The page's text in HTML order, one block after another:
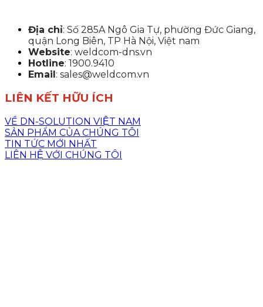
Địa chỉ: Số 285A Ngô Gia Tự, phường Đức Giang,
quận Long Biên, TP Hà Nội, Việt nam
Website: weldcom-dns.vn
Hotline: 1900.9410
Email : sales@weldcom.vn
LIÊN KẾT HỮU ÍCH
VỀ DN-SOLUTION VIỆT NAM
SẢN PHẨM CỦA CHÚNG TÔI
TIN TỨC MỚI NHẤT
LIÊN HỆ VỚI CHÚNG TÔI